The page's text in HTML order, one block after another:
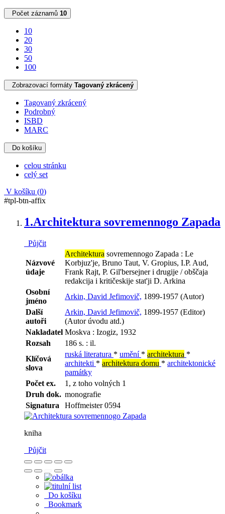
Počet záznamů 10
10
20
30
50
100
Zobrazovací formáty Tagovaný zkrácený
Tagovaný zkrácený
Podrobný
ISBD
MARC
Do košíku
celou stránku
celý set
V košíku (0)
#tpl-btn-affix
1.Architektura sovremennogo Zapada
Půjčit
Názvové
údaje
Architektura sovremennogo Zapada : Le
Korbjuz'je, Bruno Taut, V. Gropius, I.P. Aud,
Frank Rajt, P. Gil'bersejner i drugije / obščaja
redakcija i kritičeskije stat'ji D. Arkina
Osobní
jméno
Arkin, David Jefimovič, 1899-1957 (Autor)
Další
autoři
Arkin, David Jefimovič, 1899-1957 (Editor)
(Autor úvodu atd.)
Nakladatel Moskva : Izogiz, 1932
Rozsah
186 s. : il.
Klíčová
slova
ruská literatura * umění * architektura *
architekti * architektura domu * architektonické
památky
Počet ex.
1, z toho volných 1
Druh dok. monografie
Signatura
Hoffmeister 0594
kniha
Půjčit
Do košíku
Bookmark